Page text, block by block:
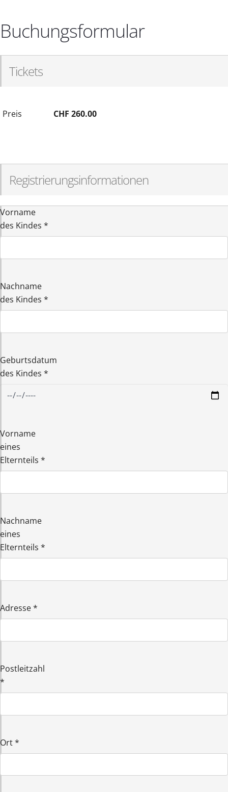
Buchungsformular
Tickets
Preis CHF 260.00
Registrierungsinformationen
Vorname
des Kindes *
Nachname
des Kindes *
Geburtsdatum
des Kindes *
Vorname
eines
Elternteils *
Nachname
eines
Elternteils *
Adresse*
Postleitzahl
*
Ort*